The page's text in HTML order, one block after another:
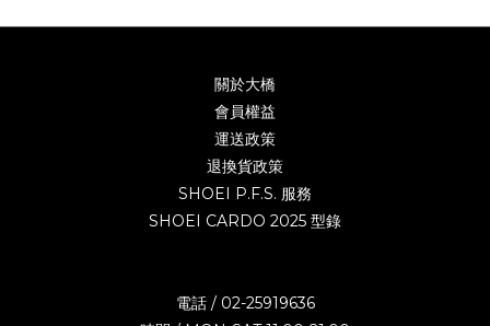
關於大橋
會員權益
運送政策
退換貨政策
SHOEI P.F.S. 服務
SHOEI CARDO 2025 型錄
電話 / 02-25919636